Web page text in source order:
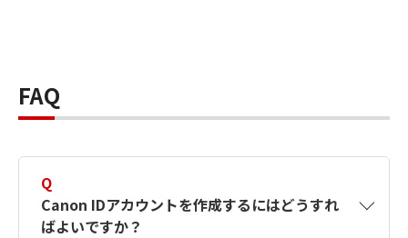
FAQ
Q
Canon IDアカウントを作成するにはどうすれ
ばよいですか？